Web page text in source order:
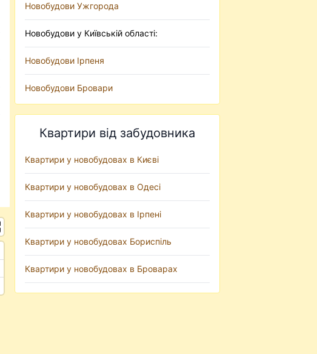
Новобудови Ужгорода
Новобудови у Київській області:
Новобудови Ірпеня
Новобудови Бровари
Квартири від забудовника
Квартири у новобудовах в Києві
Квартири у новобудовах в Одесі
Квартири у новобудовах в Ірпені
Квартири у новобудовах Бориспіль
Квартири у новобудовах в Броварах